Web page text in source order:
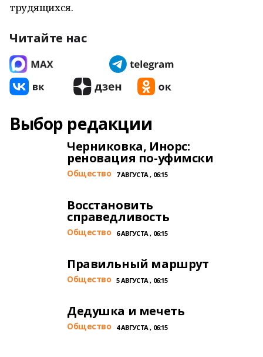
трудящихся.
Читайте нас
Выбор редакции
Черниковка, Инорс:
реновация по-уфимски
Общество 7 АВГУСТА , 06:15
Восстановить
справедливость
Общество 6 АВГУСТА , 06:15
Правильный маршрут
Общество 5 АВГУСТА , 06:15
Дедушка и мечеть
Общество 4 АВГУСТА , 06:15